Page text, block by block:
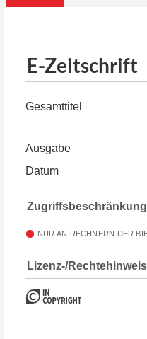
E-Zeitschrift
Gesamttitel
Ausgabe
Datum
Zugriffsbeschränkung
NUR AN RECHNERN DER
Lizenz-/Rechtehinweis